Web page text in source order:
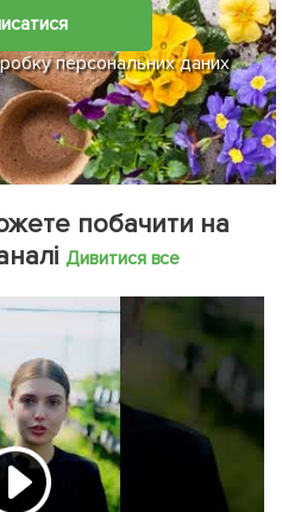
персональних даних
побачити на
Дивитися все